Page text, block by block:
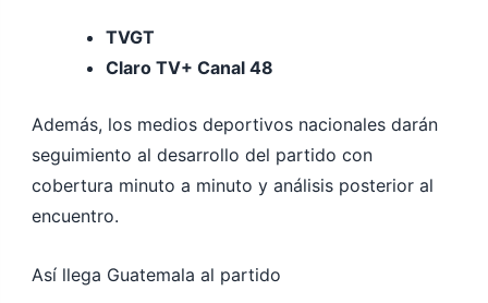
TVGT
Claro TV+ Canal 48
Además, los medios deportivos nacionales darán
seguimiento al desarrollo del partido con
cobertura minuto a minuto y análisis posterior al
encuentro.
Así llega Guatemala al partido